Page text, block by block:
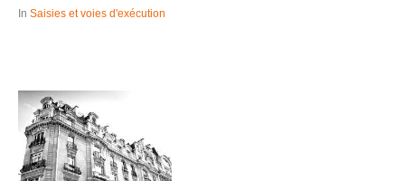
In Saisies et voies d'exécution